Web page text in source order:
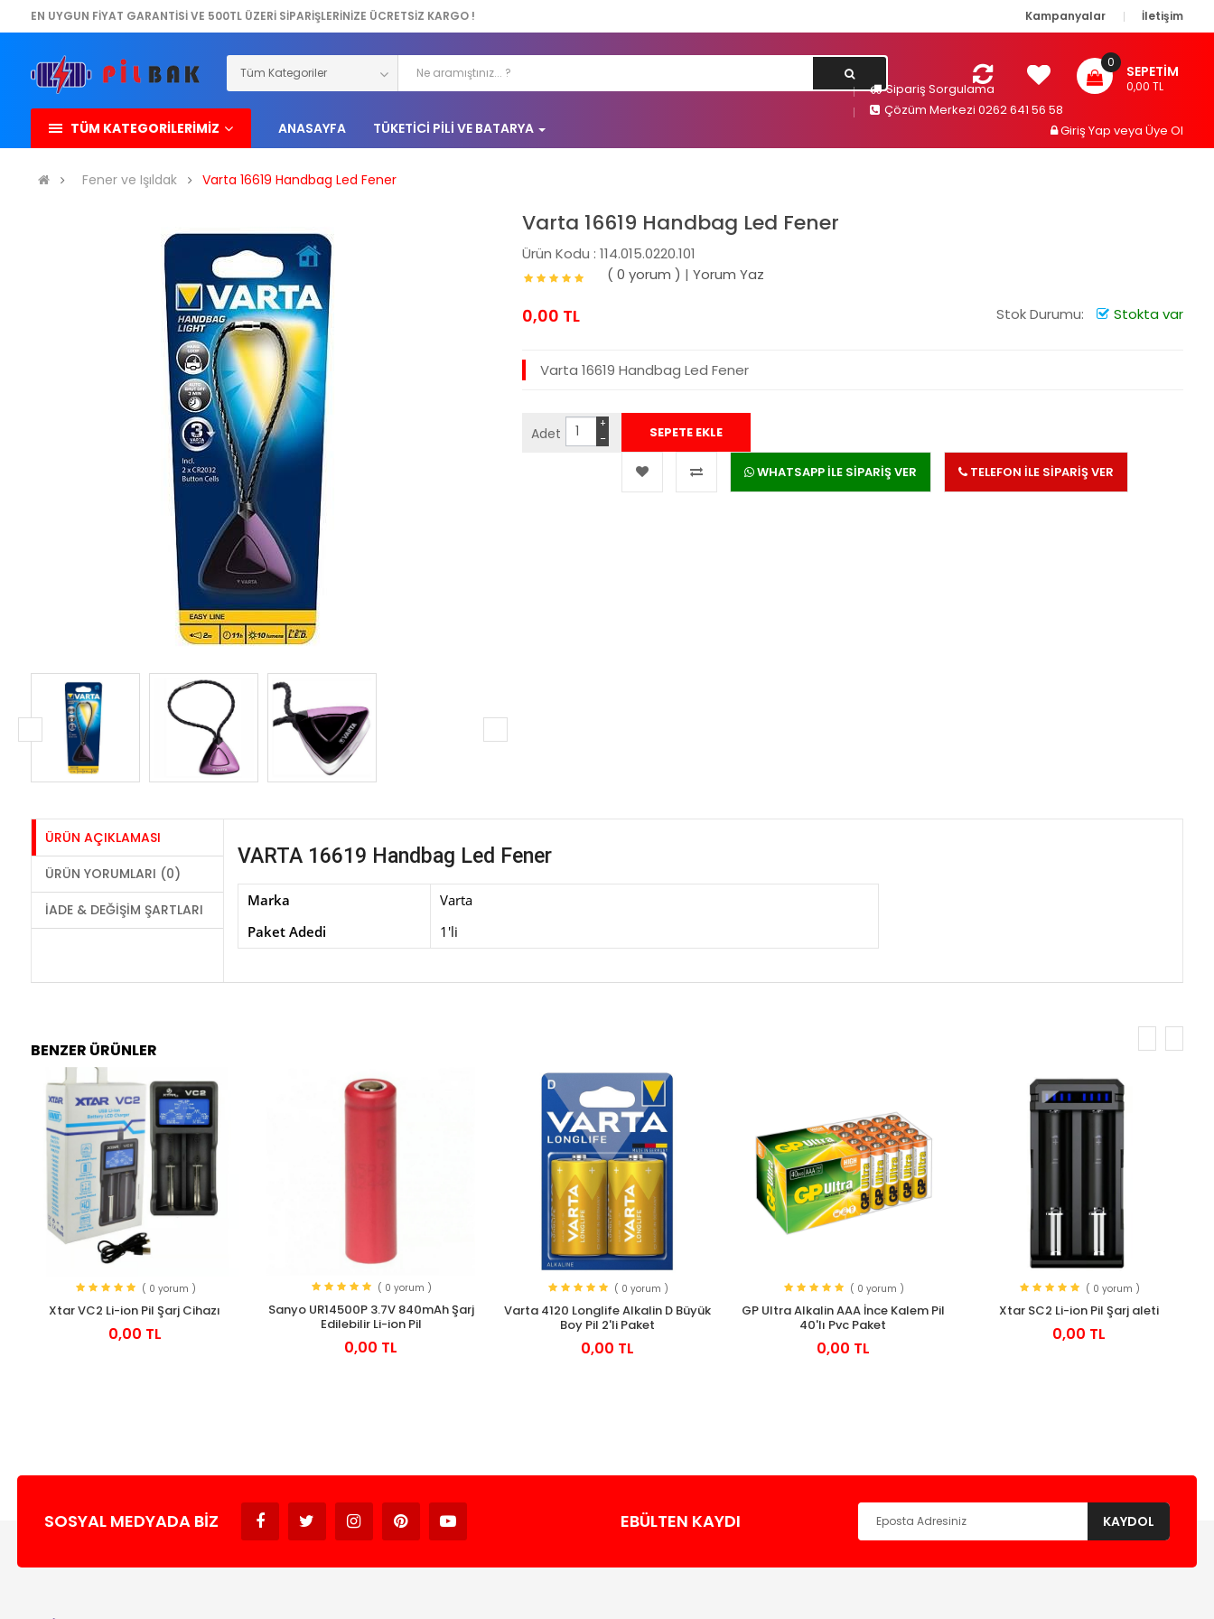
EN UYGUN FİYAT GARANTİSİ VE 500TL ÜZERİ SİPARİŞLERİNİZE ÜCRETSİZ KARGO ! Kampanyalar İletişim
SEPETIM
0
0,00 TL
TÜM KATEGORİLERİMİZ ANASAYFA TÜKETICI PILI VE BATARYA
Sipariş Sorgulama
Çözüm Merkezi 0262 641 56 58
Giriş YapveyaÜye Ol
Fener ve Işıldak Varta 16619 Handbag Led Fener
Varta 16619 Handbag Led Fener
Ürün Kodu : 114.015.0220.101
( 0 yorum ) |Yorum Yaz
0,00 TL Stok Durumu: Stokta var
Varta 16619 Handbag Led Fener
Adet −
+
WHATSAPP İLE SİPARİŞ VER TELEFON İLE SİPARİŞ VER
ÜRÜN AÇIKLAMASI
ÜRÜN YORUMLARI (0)
İADE & DEĞIŞIM ŞARTLARI
VARTA 16619 Handbag Led Fener
Marka
Varta
Paket Adedi
1'li
BENZER ÜRÜNLER
( 0 yorum )
Xtar VC2 Li-ion Pil Şarj Cihazı
0,00 TL
( 0 yorum )
Sanyo UR14500P 3.7V 840mAh Şarj
Edilebilir Li-ion Pil
0,00 TL
( 0 yorum )
Varta 4120 Longlife Alkalin D Büyük
Boy Pil 2'li Paket
0,00 TL
( 0 yorum )
GP Ultra Alkalin AAA İnce Kalem Pil
40'lı Pvc Paket
0,00 TL
( 0 yorum )
Xtar SC2 Li-ion Pil Şarj aleti
0,00 TL
SOSYAL MEDYADA BIZ EBÜLTEN KAYDI KAYDOL